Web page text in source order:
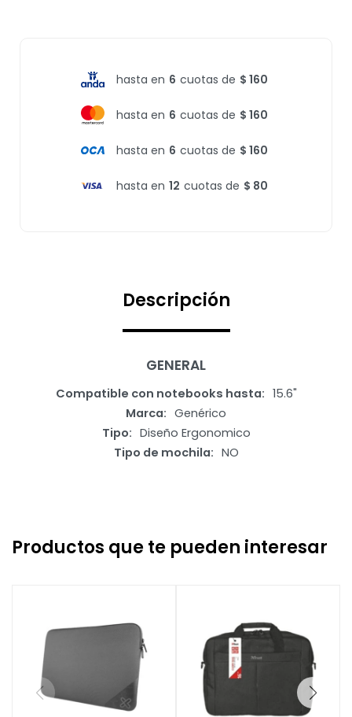
hasta en 6 cuotas de $ 160
hasta en 6 cuotas de $ 160
hasta en 6 cuotas de $ 160
hasta en 12 cuotas de $ 80
Descripción
GENERAL
Compatible con notebooks hasta
15.6"
Marca
Genérico
Tipo
Diseño Ergonomico
Tipo de mochila
NO
Productos que te pueden interesar